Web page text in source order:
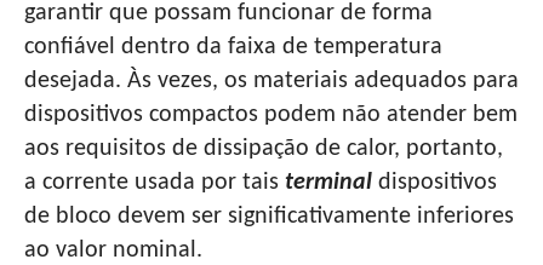
garantir que possam funcionar de forma
confiável dentro da faixa de temperatura
desejada. Às vezes, os materiais adequados para
dispositivos compactos podem não atender bem
aos requisitos de dissipação de calor, portanto,
a corrente usada por tais terminal dispositivos
de bloco devem ser significativamente inferiores
ao valor nominal.